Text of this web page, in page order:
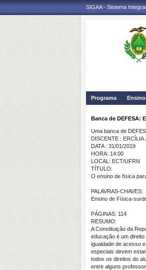
SIGAA - Sistema
Programa Ensino
Banca de DEFESA:
Uma banca de
DISCENTE :
DATA : 31/01/2019
HORA: 14:00
LOCAL: ECT/UFRN
TÍTULO:
O ensino de física
PALAVRAS-CHAVES:
Ensino de Física-
PÁGINAS: 114
RESUMO:
A Constituição da
educação é um
igualdade de acesso
especiais devem
todos os direitos do
entre alguns